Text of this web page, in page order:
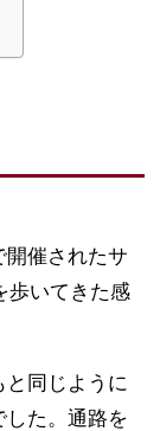
開催されたサ
歩いてきた感
と同じように
した。通路を